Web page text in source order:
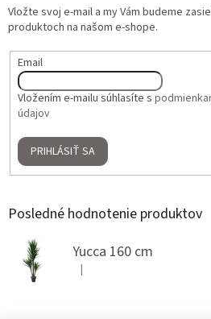
Vložte svoj e-mail a my Vám budeme
produktoch na našom e-shope.
Email
Vložením e-mailu súhlasíte s
údajov
PRIHLÁSIŤ SA
Posledné hodnotenie produktov
Yucca 160 cm
Hodnotenie produktu je 5 z
|